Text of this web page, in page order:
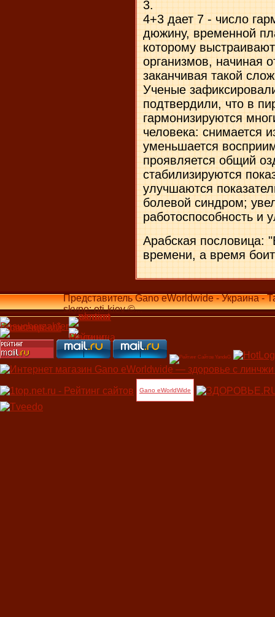
3.
4+3 дает 7 - число
дюжину, временной
которому
организмов, начиная
заканчивая такой
Ученые
подтвердили, что в
гармонизируются
человека: снимается
уменьшается
проявляется общий
стабилизируются
улучшаются
болевой синдром;
работоспособность и
Арабская пословица:
времени, а время
Представитель Gano eWorldwide - Украина -
skype: oti-kiev ©...
Gano eWorldWide